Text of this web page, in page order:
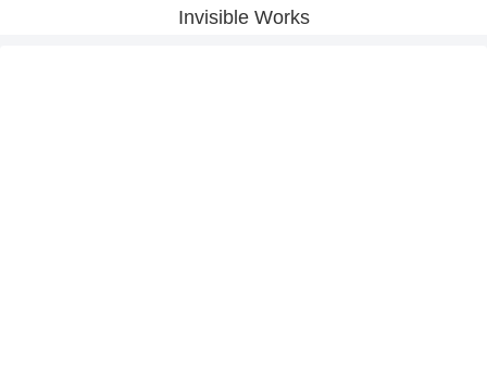
Invisible Works